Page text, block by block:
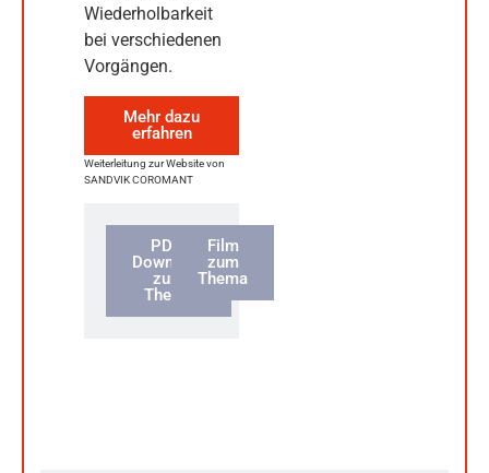
Wiederholbarkeit
bei verschiedenen
Vorgängen.
Mehr dazu
erfahren
Weiterleitung zur Website von
SANDVIK COROMANT
PDF-
Download
zum
Thema
Film
zum
Thema